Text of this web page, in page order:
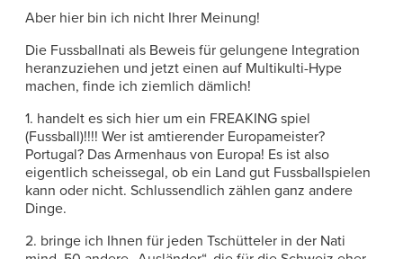
Aber hier bin ich nicht Ihrer Meinung!
Die Fussballnati als Beweis für gelungene Integration
heranzuziehen und jetzt einen auf Multikulti-Hype
machen, finde ich ziemlich dämlich!
1. handelt es sich hier um ein FREAKING spiel
(Fussball)!!!! Wer ist amtierender Europameister?
Portugal? Das Armenhaus von Europa! Es ist also
eigentlich scheissegal, ob ein Land gut Fussballspielen
kann oder nicht. Schlussendlich zählen ganz andere
Dinge.
2. bringe ich Ihnen für jeden Tschütteler in der Nati